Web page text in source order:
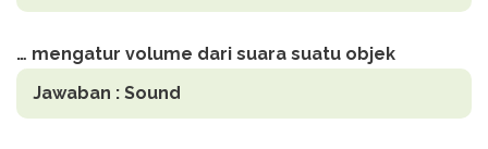
… mengatur volume dari suara suatu objek
Jawaban : Sound